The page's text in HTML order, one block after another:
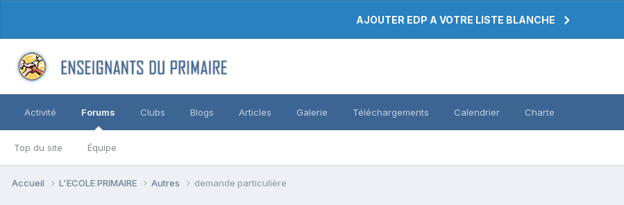
AJOUTER EDP A VOTRE LISTE BLANCHE
Activité Forums
Top du site Équipe
Clubs Blogs Articles Galerie Téléchargements Calendrier Charte
Accueil L'ECOLE PRIMAIRE Autres demande particulière